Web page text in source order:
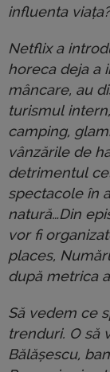
influenta viața?
Netflix a
horeca deja a
mâncare, au
turismul
camping,
vânzările de
detrimentul
spectacole în
natură…Din
vor fi
places,
după metrica
Să vedem ce
trenduri. O să
Bălășescu,